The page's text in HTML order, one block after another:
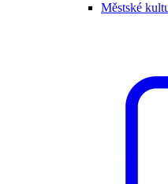
Městské